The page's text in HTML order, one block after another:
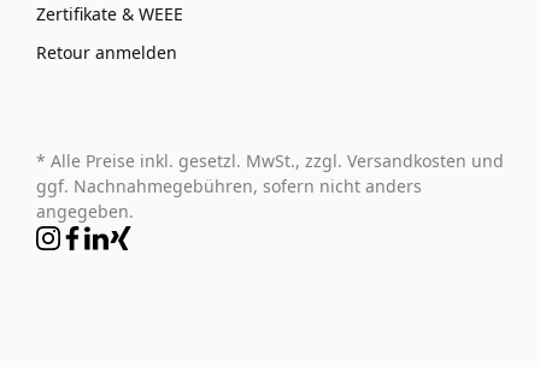
Zertifikate & WEEE
Retour anmelden
* Alle Preise inkl. gesetzl. MwSt., zzgl. Versandkosten und
ggf. Nachnahmegebühren, sofern nicht anders
angegeben.